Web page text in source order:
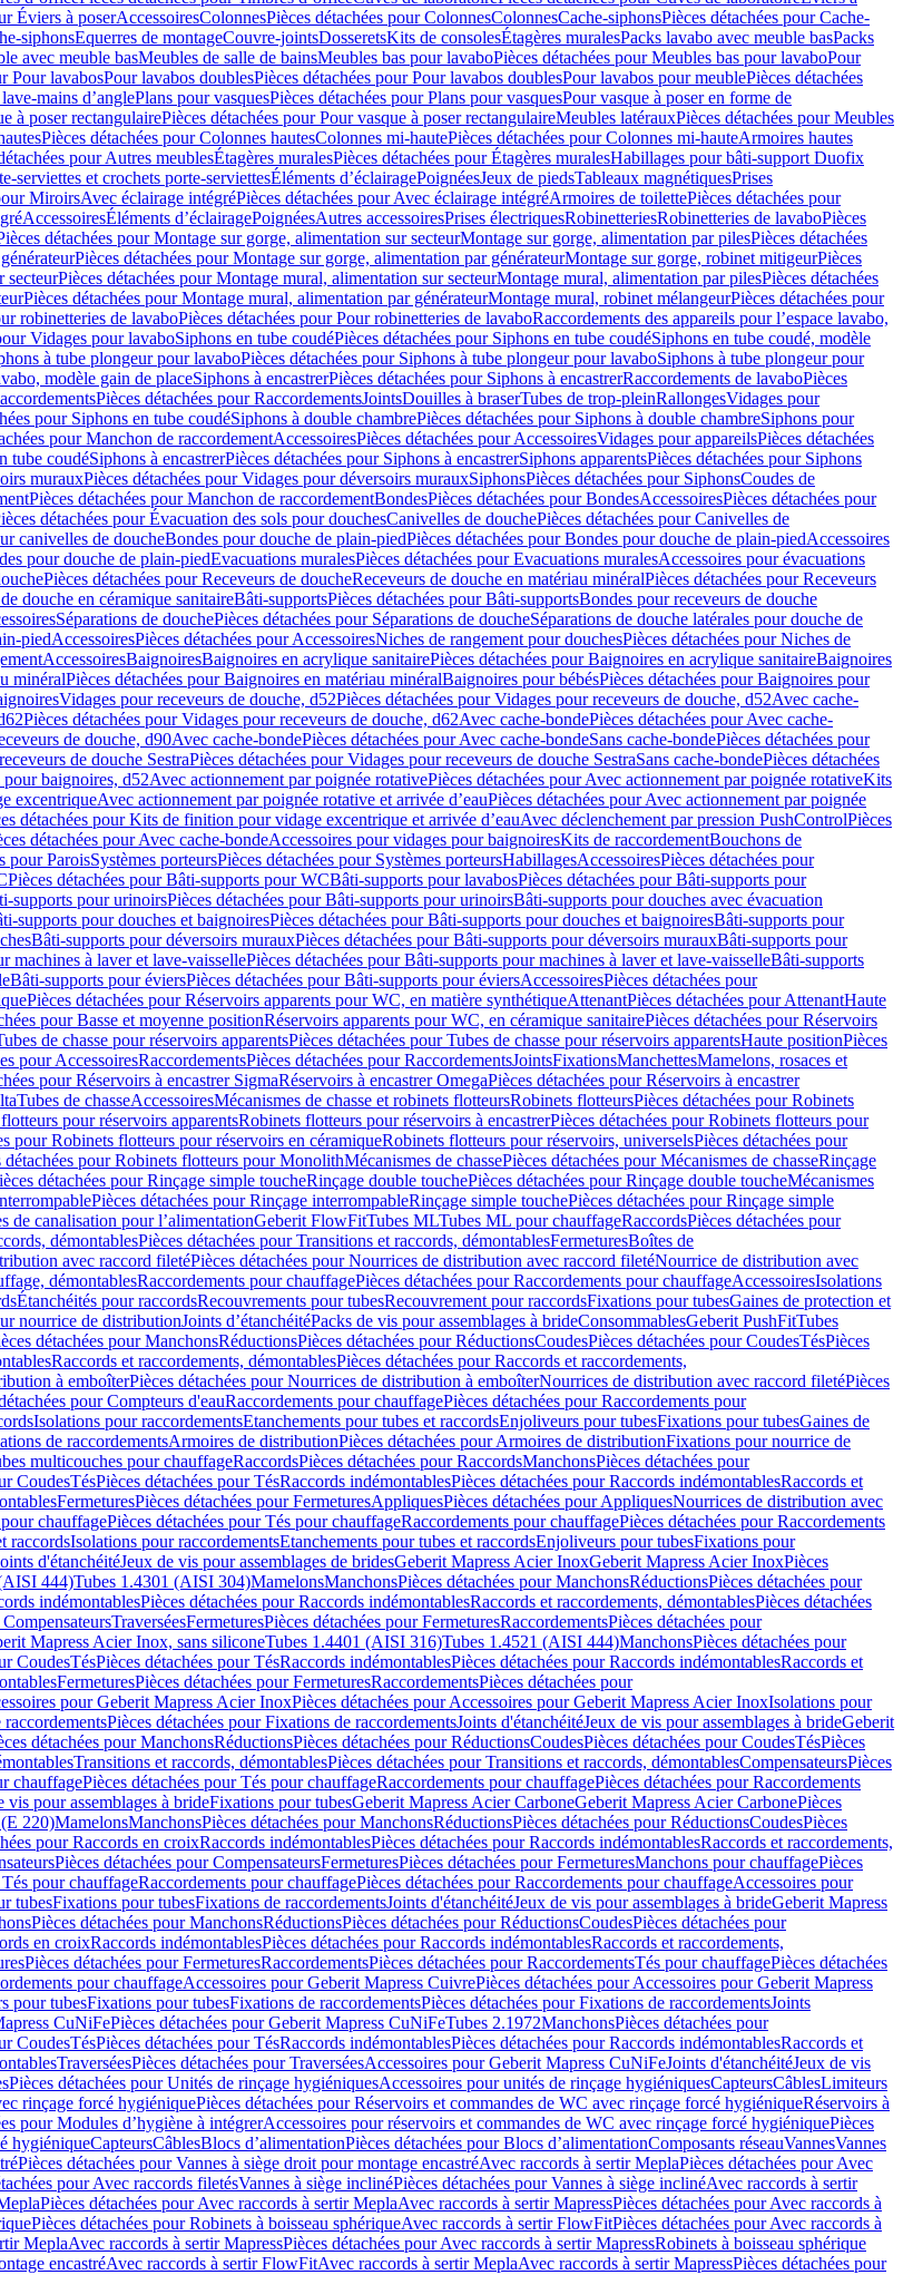
Éviers à poserAccessoiresColonnesPièces détachées pour ColonnesColonnesCache-siphonsPièces détachées pour Cache-
siphonsEquerres de montageCouvre-jointsDosseretsKits de consolesÉtagères muralesPacks lavabo avec meuble basPacks
avec meuble basMeubles de salle de bainsMeubles bas pour lavaboPièces détachées pour Meubles bas pour lavaboPour
Pour lavabosPour lavabos doublesPièces détachées pour Pour lavabos doublesPour lavabos pour meublePièces détachées
mains d’anglePlans pour vasquesPièces détachées pour Plans pour vasquesPour vasque à poser en forme de
à poser rectangulairePièces détachées pour Pour vasque à poser rectangulaireMeubles latérauxPièces détachées pour Meubles
Pièces détachées pour Colonnes hautesColonnes mi-hautePièces détachées pour Colonnes mi-hauteArmoires hautes
pour Autres meublesÉtagères muralesPièces détachées pour Étagères muralesHabillages pour bâti-support Duofix
serviettes et crochets porte-serviettesÉléments d’éclairagePoignéesJeux de piedsTableaux magnétiquesPrises
MiroirsAvec éclairage intégréPièces détachées pour Avec éclairage intégréArmoires de toilettePièces détachées pour
AccessoiresÉléments d’éclairagePoignéesAutres accessoiresPrises électriquesRobinetteriesRobinetteries de lavaboPièces
détachées pour Montage sur gorge, alimentation sur secteurMontage sur gorge, alimentation par pilesPièces détachées
Pièces détachées pour Montage sur gorge, alimentation par générateurMontage sur gorge, robinet mitigeurPièces
secteurPièces détachées pour Montage mural, alimentation sur secteurMontage mural, alimentation par pilesPièces détachées
Pièces détachées pour Montage mural, alimentation par générateurMontage mural, robinet mélangeurPièces détachées pour
robinetteries de lavaboPièces détachées pour Pour robinetteries de lavaboRaccordements des appareils pour l’espace lavabo,
Vidages pour lavaboSiphons en tube coudéPièces détachées pour Siphons en tube coudéSiphons en tube coudé, modèle
à tube plongeur pour lavaboPièces détachées pour Siphons à tube plongeur pour lavaboSiphons à tube plongeur pour
modèle gain de placeSiphons à encastrerPièces détachées pour Siphons à encastrerRaccordements de lavaboPièces
Pièces détachées pour RaccordementsJointsDouilles à braserTubes de trop-pleinRallongesVidages pour
pour Siphons en tube coudéSiphons à double chambrePièces détachées pour Siphons à double chambreSiphons pour
pour Manchon de raccordementAccessoiresPièces détachées pour AccessoiresVidages pour appareilsPièces détachées
tube coudéSiphons à encastrerPièces détachées pour Siphons à encastrerSiphons apparentsPièces détachées pour Siphons
murauxPièces détachées pour Vidages pour déversoirs murauxSiphonsPièces détachées pour SiphonsCoudes de
Pièces détachées pour Manchon de raccordementBondesPièces détachées pour BondesAccessoiresPièces détachées pour
détachées pour Évacuation des sols pour douchesCanivelles de douchePièces détachées pour Canivelles de
canivelles de doucheBondes pour douche de plain-piedPièces détachées pour Bondes pour douche de plain-piedAccessoires
pour douche de plain-piedEvacuations muralesPièces détachées pour Evacuations muralesAccessoires pour évacuations
Pièces détachées pour Receveurs de doucheReceveurs de douche en matériau minéralPièces détachées pour Receveurs
douche en céramique sanitaireBâti-supportsPièces détachées pour Bâti-supportsBondes pour receveurs de douche
Séparations de douchePièces détachées pour Séparations de doucheSéparations de douche latérales pour douche de
piedAccessoiresPièces détachées pour AccessoiresNiches de rangement pour douchesPièces détachées pour Niches de
AccessoiresBaignoiresBaignoires en acrylique sanitairePièces détachées pour Baignoires en acrylique sanitaireBaignoires
minéralPièces détachées pour Baignoires en matériau minéralBaignoires pour bébésPièces détachées pour Baignoires pour
Vidages pour receveurs de douche, d52Pièces détachées pour Vidages pour receveurs de douche, d52Avec cache-
Pièces détachées pour Vidages pour receveurs de douche, d62Avec cache-bondePièces détachées pour Avec cache-
de douche, d90Avec cache-bondePièces détachées pour Avec cache-bondeSans cache-bondePièces détachées pour
de douche SestraPièces détachées pour Vidages pour receveurs de douche SestraSans cache-bondePièces détachées
pour baignoires, d52Avec actionnement par poignée rotativePièces détachées pour Avec actionnement par poignée rotativeKits
excentriqueAvec actionnement par poignée rotative et arrivée d’eauPièces détachées pour Avec actionnement par poignée
détachées pour Kits de finition pour vidage excentrique et arrivée d’eauAvec déclenchement par pression PushControlPièces
détachées pour Avec cache-bondeAccessoires pour vidages pour baignoiresKits de raccordementBouchons de
pour ParoisSystèmes porteursPièces détachées pour Systèmes porteursHabillagesAccessoiresPièces détachées pour
Pièces détachées pour Bâti-supports pour WCBâti-supports pour lavabosPièces détachées pour Bâti-supports pour
supports pour urinoirsPièces détachées pour Bâti-supports pour urinoirsBâti-supports pour douches avec évacuation
supports pour douches et baignoiresPièces détachées pour Bâti-supports pour douches et baignoiresBâti-supports pour
Bâti-supports pour déversoirs murauxPièces détachées pour Bâti-supports pour déversoirs murauxBâti-supports pour
machines à laver et lave-vaissellePièces détachées pour Bâti-supports pour machines à laver et lave-vaisselleBâti-supports
Bâti-supports pour éviersPièces détachées pour Bâti-supports pour éviersAccessoiresPièces détachées pour
Pièces détachées pour Réservoirs apparents pour WC, en matière synthétiqueAttenantPièces détachées pour AttenantHaute
pour Basse et moyenne positionRéservoirs apparents pour WC, en céramique sanitairePièces détachées pour Réservoirs
de chasse pour réservoirs apparentsPièces détachées pour Tubes de chasse pour réservoirs apparentsHaute positionPièces
pour AccessoiresRaccordementsPièces détachées pour RaccordementsJointsFixationsManchettesMamelons, rosaces et
pour Réservoirs à encastrer SigmaRéservoirs à encastrer OmegaPièces détachées pour Réservoirs à encastrer
Tubes de chasseAccessoiresMécanismes de chasse et robinets flotteursRobinets flotteursPièces détachées pour Robinets
pour réservoirs apparentsRobinets flotteurs pour réservoirs à encastrerPièces détachées pour Robinets flotteurs pour
pour Robinets flotteurs pour réservoirs en céramiqueRobinets flotteurs pour réservoirs, universelsPièces détachées pour
détachées pour Robinets flotteurs pour MonolithMécanismes de chassePièces détachées pour Mécanismes de chasseRinçage
détachées pour Rinçage simple toucheRinçage double touchePièces détachées pour Rinçage double toucheMécanismes
Pièces détachées pour Rinçage interrompableRinçage simple touchePièces détachées pour Rinçage simple
de canalisation pour l’alimentationGeberit FlowFitTubes MLTubes ML pour chauffageRaccordsPièces détachées pour
démontablesPièces détachées pour Transitions et raccords, démontablesFermeturesBoîtes de
avec raccord filetéPièces détachées pour Nourrices de distribution avec raccord filetéNourrice de distribution avec
démontablesRaccordements pour chauffagePièces détachées pour Raccordements pour chauffageAccessoiresIsolations
Étanchéités pour raccordsRecouvrements pour tubesRecouvrement pour raccordsFixations pour tubesGaines de protection et
nourrice de distributionJoints d’étanchéitéPacks de vis pour assemblages à brideConsommablesGeberit PushFitTubes
détachées pour ManchonsRéductionsPièces détachées pour RéductionsCoudesPièces détachées pour CoudesTésPièces
Raccords et raccordements, démontablesPièces détachées pour Raccords et raccordements,
à emboîterPièces détachées pour Nourrices de distribution à emboîterNourrices de distribution avec raccord filetéPièces
pour Compteurs d'eauRaccordements pour chauffagePièces détachées pour Raccordements pour
Isolations pour raccordementsEtanchements pour tubes et raccordsEnjoliveurs pour tubesFixations pour tubesGaines de
de raccordementsArmoires de distributionPièces détachées pour Armoires de distributionFixations pour nourrice de
multicouches pour chauffageRaccordsPièces détachées pour RaccordsManchonsPièces détachées pour
CoudesTésPièces détachées pour TésRaccords indémontablesPièces détachées pour Raccords indémontablesRaccords et
FermeturesPièces détachées pour FermeturesAppliquesPièces détachées pour AppliquesNourrices de distribution avec
chauffagePièces détachées pour Tés pour chauffageRaccordements pour chauffagePièces détachées pour Raccordements
raccordsIsolations pour raccordementsEtanchements pour tubes et raccordsEnjoliveurs pour tubesFixations pour
d'étanchéitéJeux de vis pour assemblages de bridesGeberit Mapress Acier InoxGeberit Mapress Acier InoxPièces
444)Tubes 1.4301 (AISI 304)MamelonsManchonsPièces détachées pour ManchonsRéductionsPièces détachées pour
indémontablesPièces détachées pour Raccords indémontablesRaccords et raccordements, démontablesPièces détachées
TraverséesFermeturesPièces détachées pour FermeturesRaccordementsPièces détachées pour
Mapress Acier Inox, sans siliconeTubes 1.4401 (AISI 316)Tubes 1.4521 (AISI 444)ManchonsPièces détachées pour
CoudesTésPièces détachées pour TésRaccords indémontablesPièces détachées pour Raccords indémontablesRaccords et
FermeturesPièces détachées pour FermeturesRaccordementsPièces détachées pour
pour Geberit Mapress Acier InoxPièces détachées pour Accessoires pour Geberit Mapress Acier InoxIsolations pour
Pièces détachées pour Fixations de raccordementsJoints d'étanchéitéJeux de vis pour assemblages à brideGeberit
détachées pour ManchonsRéductionsPièces détachées pour RéductionsCoudesPièces détachées pour CoudesTésPièces
Transitions et raccords, démontablesPièces détachées pour Transitions et raccords, démontablesCompensateursPièces
chauffagePièces détachées pour Tés pour chauffageRaccordements pour chauffagePièces détachées pour Raccordements
vis pour assemblages à brideFixations pour tubesGeberit Mapress Acier CarboneGeberit Mapress Acier CarbonePièces
220)MamelonsManchonsPièces détachées pour ManchonsRéductionsPièces détachées pour RéductionsCoudesPièces
pour Raccords en croixRaccords indémontablesPièces détachées pour Raccords indémontablesRaccords et raccordements,
Pièces détachées pour CompensateursFermeturesPièces détachées pour FermeturesManchons pour chauffagePièces
pour chauffageRaccordements pour chauffagePièces détachées pour Raccordements pour chauffageAccessoires pour
tubesFixations pour tubesFixations de raccordementsJoints d'étanchéitéJeux de vis pour assemblages à brideGeberit Mapress
Pièces détachées pour ManchonsRéductionsPièces détachées pour RéductionsCoudesPièces détachées pour
en croixRaccords indémontablesPièces détachées pour Raccords indémontablesRaccords et raccordements,
Pièces détachées pour FermeturesRaccordementsPièces détachées pour RaccordementsTés pour chauffagePièces détachées
pour chauffageAccessoires pour Geberit Mapress CuivrePièces détachées pour Accessoires pour Geberit Mapress
pour tubesFixations pour tubesFixations de raccordementsPièces détachées pour Fixations de raccordementsJoints
CuNiFePièces détachées pour Geberit Mapress CuNiFeTubes 2.1972ManchonsPièces détachées pour
CoudesTésPièces détachées pour TésRaccords indémontablesPièces détachées pour Raccords indémontablesRaccords et
TraverséesPièces détachées pour TraverséesAccessoires pour Geberit Mapress CuNiFeJoints d'étanchéitéJeux de vis
Pièces détachées pour Unités de rinçage hygiéniquesAccessoires pour unités de rinçage hygiéniquesCapteursCâblesLimiteurs
rinçage forcé hygiéniquePièces détachées pour Réservoirs et commandes de WC avec rinçage forcé hygiéniqueRéservoirs à
pour Modules d’hygiène à intégrerAccessoires pour réservoirs et commandes de WC avec rinçage forcé hygiéniquePièces
hygiéniqueCapteursCâblesBlocs d’alimentationPièces détachées pour Blocs d’alimentationComposants réseauVannesVannes
Pièces détachées pour Vannes à siège droit pour montage encastréAvec raccords à sertir MeplaPièces détachées pour Avec
pour Avec raccords filetésVannes à siège inclinéPièces détachées pour Vannes à siège inclinéAvec raccords à sertir
Pièces détachées pour Avec raccords à sertir MeplaAvec raccords à sertir MapressPièces détachées pour Avec raccords à
Pièces détachées pour Robinets à boisseau sphériqueAvec raccords à sertir FlowFitPièces détachées pour Avec raccords à
MeplaAvec raccords à sertir MapressPièces détachées pour Avec raccords à sertir MapressRobinets à boisseau sphérique
encastréAvec raccords à sertir FlowFitAvec raccords à sertir MeplaAvec raccords à sertir MapressPièces détachées pour